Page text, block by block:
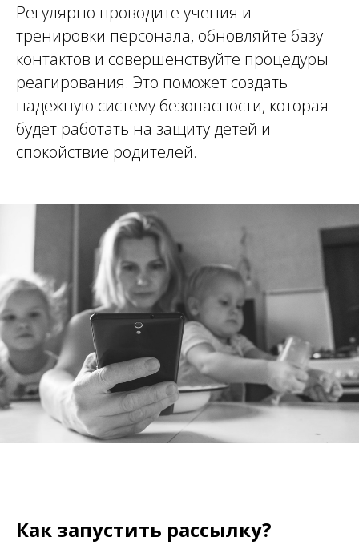
Регулярно проводите учения и
тренировки персонала, обновляйте базу
контактов и совершенствуйте процедуры
реагирования. Это поможет создать
надежную систему безопасности, которая
будет работать на защиту детей и
спокойствие родителей.
Как запустить рассылку?